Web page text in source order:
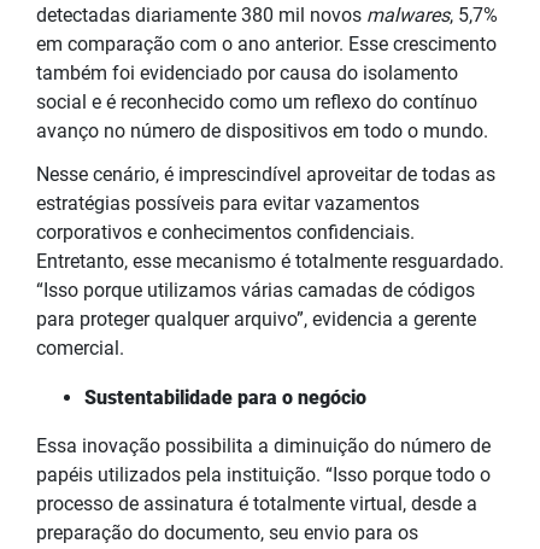
detectadas diariamente 380 mil novos malwares, 5,7%
em comparação com o ano anterior. Esse crescimento
também foi evidenciado por causa do isolamento
social e é reconhecido como um reflexo do contínuo
avanço no número de dispositivos em todo o mundo.
Nesse cenário, é imprescindível aproveitar de todas as
estratégias possíveis para evitar vazamentos
corporativos e conhecimentos confidenciais.
Entretanto, esse mecanismo é totalmente resguardado.
“Isso porque utilizamos várias camadas de códigos
para proteger qualquer arquivo”, evidencia a gerente
comercial.
Sustentabilidade para o negócio
Essa inovação possibilita a diminuição do número de
papéis utilizados pela instituição. “Isso porque todo o
processo de assinatura é totalmente virtual, desde a
preparação do documento, seu envio para os